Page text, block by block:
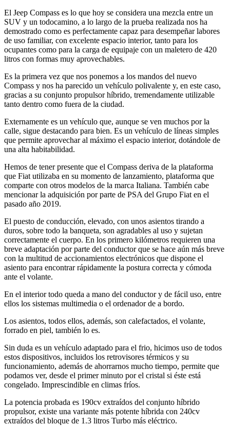
El Jeep Compass es lo que hoy se considera una mezcla entre un
SUV y un todocamino, a lo largo de la prueba realizada nos ha
demostrado como es perfectamente capaz para desempeñar labores
de uso familiar, con excelente espacio interior, tanto para los
ocupantes como para la carga de equipaje con un maletero de 420
litros con formas muy aprovechables.
Es la primera vez que nos ponemos a los mandos del nuevo
Compass y nos ha parecido un vehículo polivalente y, en este caso,
gracias a su conjunto propulsor híbrido, tremendamente utilizable
tanto dentro como fuera de la ciudad.
Externamente es un vehículo que, aunque se ven muchos por la
calle, sigue destacando para bien. Es un vehículo de líneas simples
que permite aprovechar al máximo el espacio interior, dotándole de
una alta habitabilidad.
Hemos de tener presente que el Compass deriva de la plataforma
que Fiat utilizaba en su momento de lanzamiento, plataforma que
comparte con otros modelos de la marca Italiana. También cabe
mencionar la adquisición por parte de PSA del Grupo Fiat en el
pasado año 2019.
El puesto de conducción, elevado, con unos asientos tirando a
duros, sobre todo la banqueta, son agradables al uso y sujetan
correctamente el cuerpo. En los primero kilómetros requieren una
breve adaptación por parte del conductor que se hace aún más breve
con la multitud de accionamientos electrónicos que dispone el
asiento para encontrar rápidamente la postura correcta y cómoda
ante el volante.
En el interior todo queda a mano del conductor y de fácil uso, entre
ellos los sistemas multimedia o el ordenador de a bordo.
Los asientos, todos ellos, además, son calefactados, el volante,
forrado en piel, también lo es.
Sin duda es un vehículo adaptado para el frio, hicimos uso de todos
estos dispositivos, incluidos los retrovisores térmicos y su
funcionamiento, además de ahorrarnos mucho tiempo, permite que
podamos ver, desde el primer minuto por el cristal si éste está
congelado. Imprescindible en climas fríos.
La potencia probada es 190cv extraídos del conjunto híbrido
propulsor, existe una variante más potente híbrida con 240cv
extraídos del bloque de 1.3 litros Turbo más eléctrico.